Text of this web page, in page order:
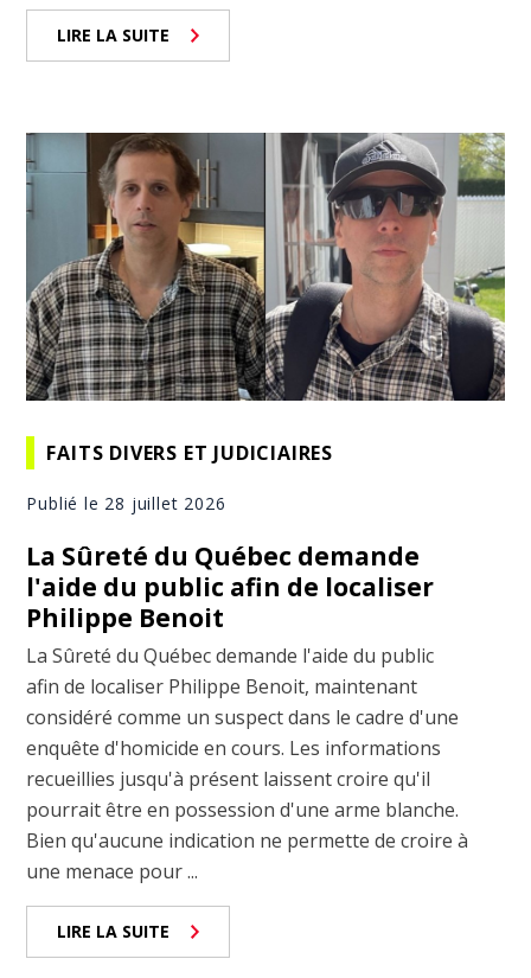
LIRE LA SUITE
FAITS DIVERS ET JUDICIAIRES
Publié le 28 juillet 2026
La Sûreté du Québec demande
l'aide du public afin de localiser
Philippe Benoit
La Sûreté du Québec demande l'aide du public
afin de localiser Philippe Benoit, maintenant
considéré comme un suspect dans le cadre d'une
enquête d'homicide en cours. Les informations
recueillies jusqu'à présent laissent croire qu'il
pourrait être en possession d'une arme blanche.
Bien qu'aucune indication ne permette de croire à
une menace pour ...
LIRE LA SUITE